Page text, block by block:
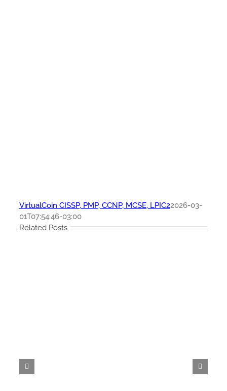
VirtualCoin CISSP, PMP, CCNP, MCSE, LPIC22026-03-
01T07:54:46-03:00
Related Posts